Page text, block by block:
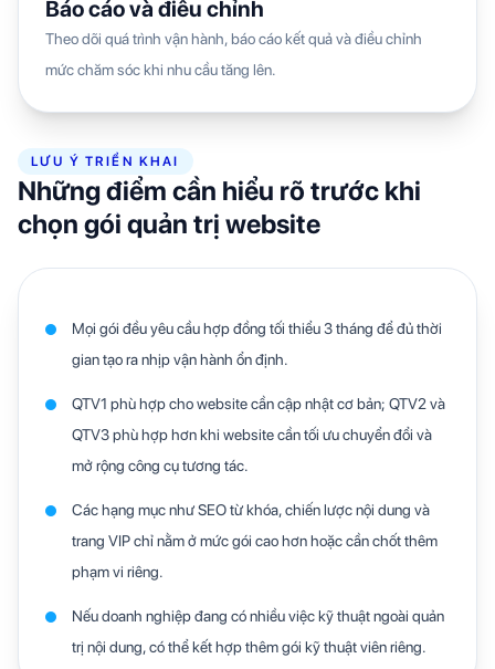
Báo cáo và điều chỉnh
Theo dõi quá trình vận hành, báo cáo kết quả và điều chỉnh
mức chăm sóc khi nhu cầu tăng lên.
LƯU Ý TRIỂN KHAI
Những điểm cần hiểu rõ trước khi
chọn gói quản trị website
Mọi gói đều yêu cầu hợp đồng tối thiểu 3 tháng để đủ thời
gian tạo ra nhịp vận hành ổn định.
QTV1 phù hợp cho website cần cập nhật cơ bản; QTV2 và
QTV3 phù hợp hơn khi website cần tối ưu chuyển đổi và
mở rộng công cụ tương tác.
Các hạng mục như SEO từ khóa, chiến lược nội dung và
trang VIP chỉ nằm ở mức gói cao hơn hoặc cần chốt thêm
phạm vi riêng.
Nếu doanh nghiệp đang có nhiều việc kỹ thuật ngoài quản
trị nội dung, có thể kết hợp thêm gói kỹ thuật viên riêng.